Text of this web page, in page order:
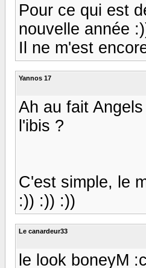
Pour ce qui est
nouvelle année
Il ne m'est
Yannos 17
Ah au fait
l'ibis ?
C'est simple, le
:)) :)) :))
Le canardeur33
le look boneyM